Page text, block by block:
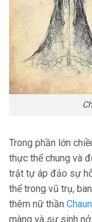
Trong phần lớn
thực thể chung và
trật tự áp đảo sự
thể trong vũ trụ,
thêm nữ thần
màng và sự sinh nở.